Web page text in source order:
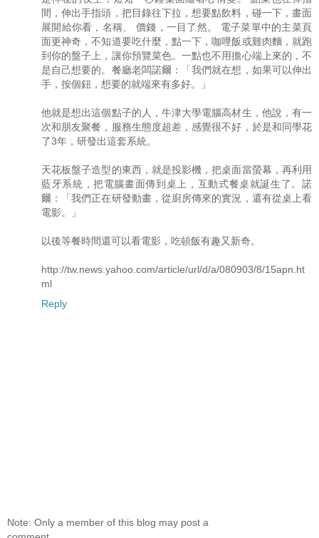
間，伸出手指頭，把目錄往下拉，想要點飲料，碰一下，畫面
展開給你看，名稱、 價錢，一目了然。 電子菜單中的主菜頁
面更神奇，不知道要吃什麼，點一下，咖哩飯或雞肉麵，就跑
到你的盤子上，讓你預覽菜色。一點也不用擔心端上來的，不
是自己想要的。餐廳老闆諾爾：「我們就在想，如果可以伸出
手，按個鈕，想要的就端來有多好。」
他就是想出這個點子的人，牛津大學電腦高材生，他說，有一
次和朋友聚餐，服務生態度超差，感覺很不好，於是和同學花
了3年，研發出這套系統。
天花板盤子造型的東西，就是投影機，把桌面當螢幕，再利用
藍牙系統，把電腦畫面傳到桌上，互動式餐桌就誕生了。諾
爾：「我們正在研發動畫，從廚房傳來的實況，還有從桌上看
電影。」
以後等餐時間還可以看電影，吃頓飯有趣又新奇。
http://tw.news.yahoo.com/article/url/d/a/080903/8/15apn.ht
ml
Reply
Note: Only a member of this blog may post a